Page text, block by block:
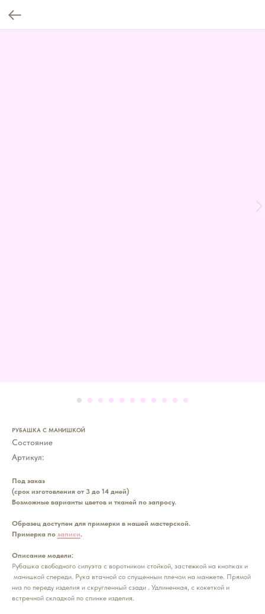
РУБАШКА С МАНИШКОЙ
Состояние
Артикул:
Под заказ
(срок изготовления от 3 до 14 дней)
Возможные варианты цветов и тканей по запросу.
Образец доступен для примерки в нашей мастерской.
Примерка по записи.
Описание модели:
Рубашка свободного силуэта с воротником стойкой, застежкой на кнопках и
манишкой спереди. Рука втачной со спущенным плечом на манжете. Прямой
низ по переду изделия и скругленный сзади . Удлиненная, с кокеткой и
встречной складкой по спинке изделия.